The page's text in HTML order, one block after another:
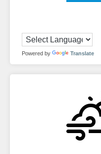
Powered by Translate